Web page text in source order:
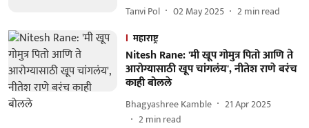
Tanvi Pol 02 May 2025 2min read
महाराष्ट्र
Nitesh Rane: 'मी खूप गोमुत्र पितो आणि ते
आरोग्यासाठी खूप चांगलंय', नीतेश राणे बरंच
काही बोलले
Bhagyashree Kamble
21 Apr 2025
2min read